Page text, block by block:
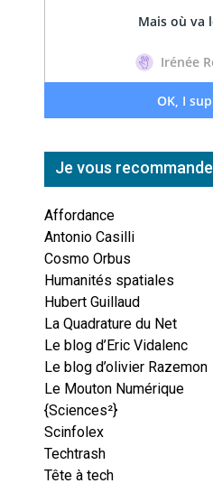
Je vous recommande
Affordance
Antonio Casilli
Cosmo Orbus
Humanités spatiales
Hubert Guillaud
La Quadrature du Net
Le blog d’Eric Vidalenc
Le blog d’olivier Razemon
Le Mouton Numérique
{Sciences²}
Scinfolex
Techtrash
Tête à tech